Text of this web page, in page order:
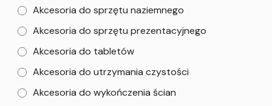
Akcesoria do sprzętu naziemnego
Akcesoria do sprzętu prezentacyjnego
Akcesoria do tabletów
Akcesoria do utrzymania czystości
Akcesoria do wykończenia ścian